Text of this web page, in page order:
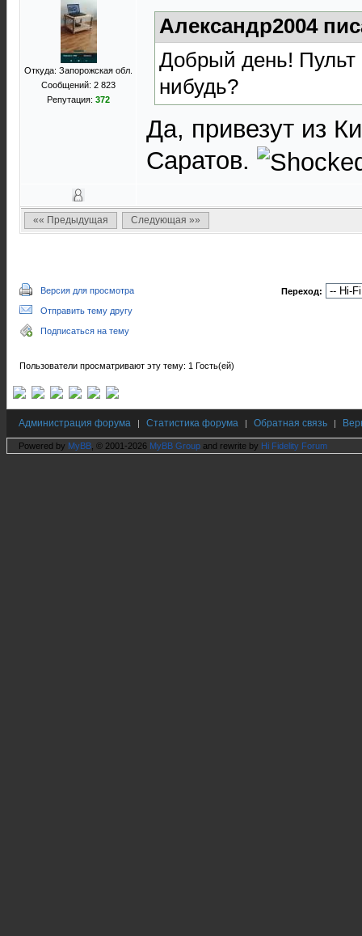
Откуда: Запорожская обл.
Сообщений: 2 823
Репутация: 372
Александр2004
Добрый день! Пульт
нибудь?
Да, привезут из
Саратов.
«« Предыдущая Следующая »»
Версия для просмотра
Отправить тему другу
Подписаться на тему
Переход:
Пользователи просматривают эту тему: 1 Гость(ей)
Администрация форума | Статистика форума | Обратная связь |
Powered by MyBB , © 2001-2026 MyBB Group and rewrite by Hi Fidelity Forum